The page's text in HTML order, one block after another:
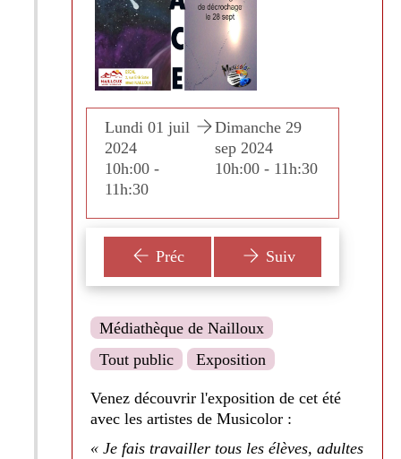
Lundi 01 juil
2024
10h:00 -
11h:30
Dimanche 29
sep 2024
10h:00 - 11h:30
Préc Suiv
Médiathèque de Nailloux
Tout public
Exposition
Venez découvrir l'exposition de cet été
avec les artistes de Musicolor :
« Je fais travailler tous les élèves, adultes